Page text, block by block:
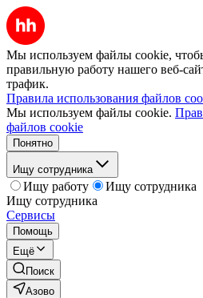
Мы используем файлы cookie,
правильную работу нашего веб-
трафик.
Правила использования файлов
Мы используем файлы cookie.
файлов cookie
Понятно
Ищу сотрудника
Ищу работу
Ищу сотрудника
Ищу сотрудника
Сервисы
Помощь
Ещё
Поиск
Азово